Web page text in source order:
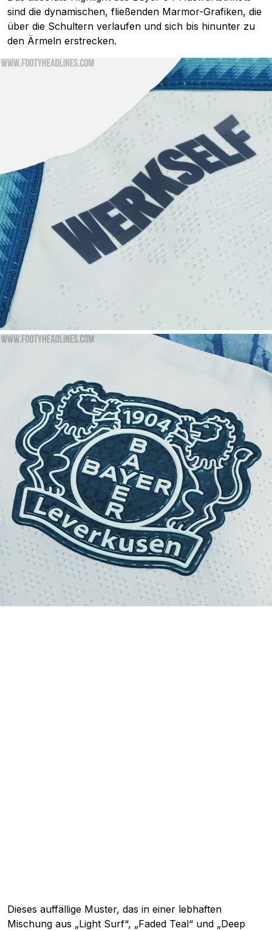
sind die dynamischen, fließenden Marmor-Grafiken, die
über die Schultern verlaufen und sich bis hinunter zu
den Ärmeln erstrecken.
Dieses auffällige Muster, das in einer lebhaften
Mischung aus „Light Surf“, „Faded Teal“ und „Deep